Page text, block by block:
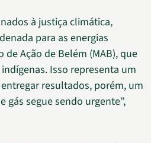
à justiça climática,
para as energias
Ação de Belém (MAB), que
Isso representa um
resultados, porém, um
segue sendo urgente”,